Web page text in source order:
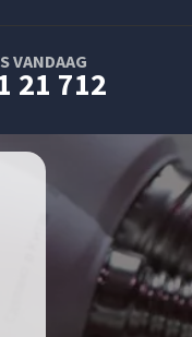
VANDAAG
21 712